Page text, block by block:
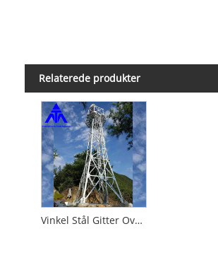
Relaterede produkter
Vinkel Stål Gitter Overvågningstårn 10-50m Udkigsvagttårn